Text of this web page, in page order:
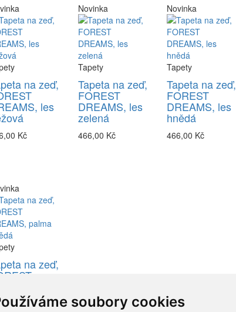
soubory cookies
na zeď,
les
Kč
Novinka
Tapety
Tapeta na zeď,
FOREST
DREAMS, les
zelená
466,00 Kč
Novinka
Tapety
Tapeta na zeď,
FOREST
DREAMS, les
hnědá
466,00 Kč
na zeď,
hnědá